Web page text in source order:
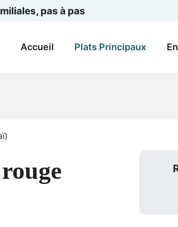
pas à pas
Accueil Plats Principaux